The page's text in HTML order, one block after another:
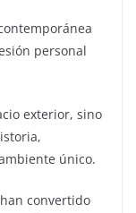
personal
exterior, sino
único.
convertido